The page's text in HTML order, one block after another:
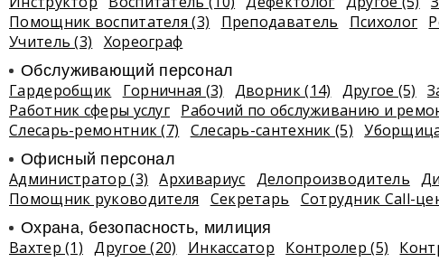
Помощник воспитателя (3)
Преподаватель Психолог
Учитель (3)
Хореограф
Обслуживающий персонал
Гардеробщик Горничная (3) Дворник (14) Другое (5)
Работник сферы услуг Рабочий по обслуживанию и
Слесарь-ремонтник (7)
Слесарь-сантехник (5)
Офисный персонал
Администратор (3) Архивариус Делопроизводитель
Помощник руководителя
Секретарь Сотрудник Call-
Охрана, безопасность, милиция
Вахтер (1) Другое (20) Инкассатор Контролер (5)